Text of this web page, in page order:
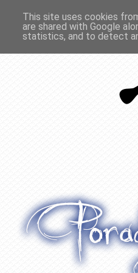
O WŁOSACH RECENZJE
This site uses cookies
are shared with Google
statistics, and to detect